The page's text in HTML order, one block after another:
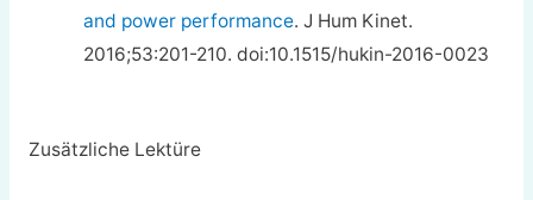
and power performance. J Hum Kinet.
2016;53:201-210. doi:10.1515/hukin-2016-0023
Zusätzliche Lektüre